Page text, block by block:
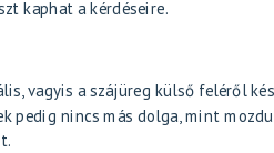
kaphat a kérdéseire.
vagyis a szájüreg külső feléről
pedig nincs más dolga, mint